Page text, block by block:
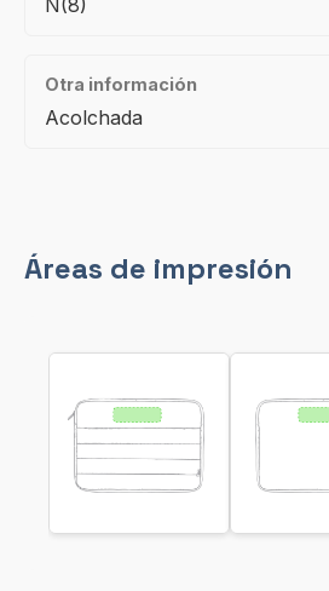
N(8)
Otra información
Acolchada
Áreas de impresión